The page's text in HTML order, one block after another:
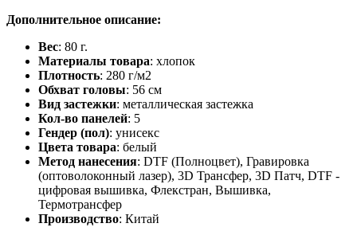
Дополнительное описание:
Вес: 80 г.
Материалы товара: хлопок
Плотность: 280 г/м2
Обхват головы: 56 см
Вид застежки: металлическая застежка
Кол-во панелей: 5
Гендер (пол): унисекс
Цвета товара: белый
Метод нанесения: DTF (Полноцвет), Гравировка
(оптоволоконный лазер), 3D Трансфер, 3D Патч, DTF -
цифровая вышивка, Флекстран, Вышивка,
Термотрансфер
Производство: Китай